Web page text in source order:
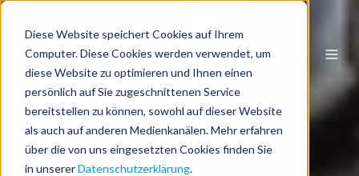
Diese Website speichert Cookies auf Ihrem
Computer. Diese Cookies werden verwendet, um
diese Website zu optimieren und Ihnen einen
persönlich auf Sie zugeschnittenen Service
bereitstellen zu können, sowohl auf dieser Website
als auch auf anderen Medienkanälen. Mehr erfahren
über die von uns eingesetzten Cookies finden Sie
in unsererDatenschutzerklärung.
DE